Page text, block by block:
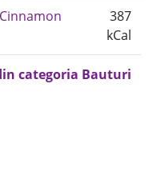
387
kCal
categoria Bauturi